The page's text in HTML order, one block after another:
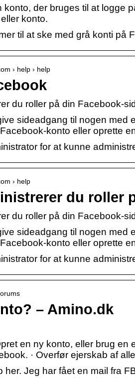
konto, der bruges til at logge
konto.
til at ske med grå konti på
› help › help
du roller på din Facebook-
sideadgang til nogen med
konto eller oprette
for at kunne
› help
du roller
du roller på din Facebook-
sideadgang til nogen med
konto eller oprette
for at kunne
– Amino.dk
en ny konto, eller brug en
· Overfør ejerskab af
Jeg har fået en mail fra